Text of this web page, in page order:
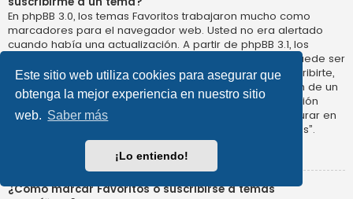
Este sitio web utiliza cookies para asegurar que
obtenga la mejor experiencia en nuestro sitio
web. Saber más
¡Lo entiendo!
En phpBB 3.0, los temas Favoritos trabajaron mucho como
marcadores para el navegador web. Usted no era alertado
cuando había una actualización. A partir de phpBB 3.1, los
Favoritos son más como suscribirse a un tema. Usted puede ser
notificado cuando un tema Favorito se actualiza. Al suscribirte,
sin embargo, se le avisará de que hay una actualización de un
tema, o foro en el propio foro. Las opciones de notificación
para los Favoritos y las suscripciones se pueden configurar en
el Panel de Control de Usuario, en “Preferencias de Foros”.
¿Cómo marcar Favoritos o suscribirse a temas